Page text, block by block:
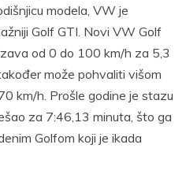
modela, VW je
Golf GTI. Novi VW Golf
od 0 do 100 km/h za 5,3
može pohvaliti višom
km/h. Prošle godine je stazu
za 7:46,13 minuta, što ga
Golfom koji je ikada